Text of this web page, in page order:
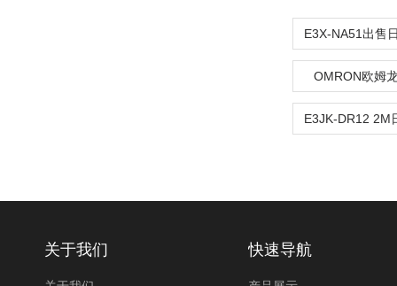
OMRON欧姆
关于我们 快速导航